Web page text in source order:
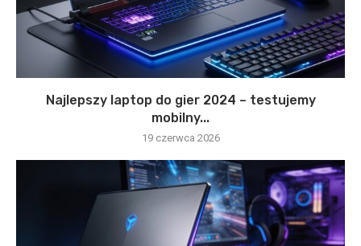
Najlepszy laptop do gier 2024 – testujemy
mobilny...
19 czerwca 2026